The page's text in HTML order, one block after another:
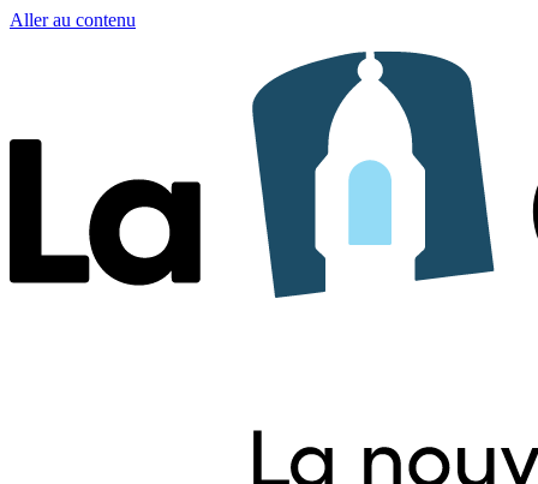
Aller au contenu